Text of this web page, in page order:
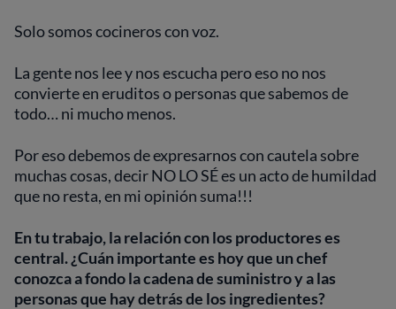
Solo somos cocineros con voz.
La gente nos lee y nos escucha pero eso no nos
convierte en eruditos o personas que sabemos de
todo… ni mucho menos.
Por eso debemos de expresarnos con cautela sobre
muchas cosas, decir NO LO SÉ es un acto de humildad
que no resta, en mi opinión suma!!!
En tu trabajo, la relación con los productores es
central. ¿Cuán importante es hoy que un chef
conozca a fondo la cadena de suministro y a las
personas que hay detrás de los ingredientes?